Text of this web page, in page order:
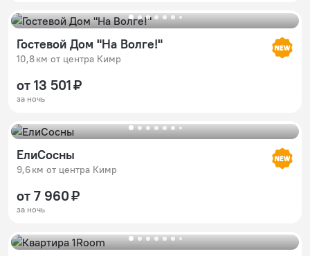
Гостевой Дом "На Волге!"
10,8 км от центра Кимр
от 13 501 ₽
за ночь
ЕлиСосны
9,6 км от центра Кимр
от 7 960 ₽
за ночь